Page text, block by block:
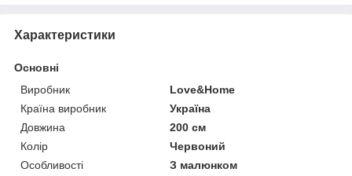
Характеристики
Основні
Виробник
Love&Home
Країна виробник
Україна
Довжина
200 см
Колір
Червоний
Особливості
З малюнком